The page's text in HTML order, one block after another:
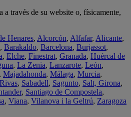
través de su website o, físicamente,
Henares, Alcorcón, Alfafar, Alicante,
, Barakaldo, Barcelona, Burjassot,
, Elche, Finestrat, Granada, Huércal de
, La Zenia, Lanzarote, León,
, Majadahonda, Málaga, Murcia,
Rivas, Sabadell, Sagunto, Salt, Girona,
, Santiago de Compostela,
, Viana, Vilanova i la Geltrú, Zaragoza